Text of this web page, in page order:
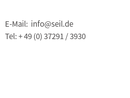
E-Mail: info@seil.de
Tel: + 49 (0) 37291 / 3930